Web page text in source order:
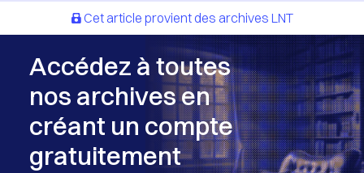
Cet article provient des archives LNT
Accédez à toutes
nos archives en
créant un compte
gratuitement